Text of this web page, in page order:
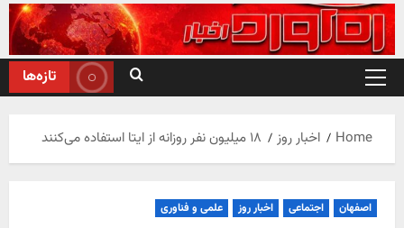
Skip
to
content
Primary
تازه‌ها
Home اخبار روز ۱۸ میلیون نفر روزانه از ایتا استفاده می‌کنند
اصفهان اجتماعی اخبار روز علمی و فناوری